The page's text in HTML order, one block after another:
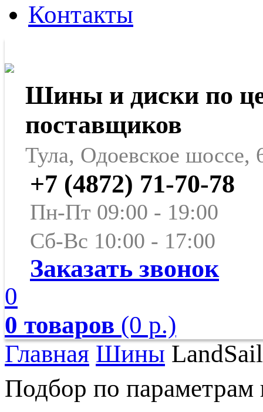
Контакты
Шины и диски по
поставщиков
Тула, Одоевское шоссе,
+7 (4872) 71-70-78
Пн-Пт 09:00 - 19:00
Сб-Вс 10:00 - 17:00
Заказать звонок
0
0 товаров (0 р.)
Главная Шины LandSail
Подбор по